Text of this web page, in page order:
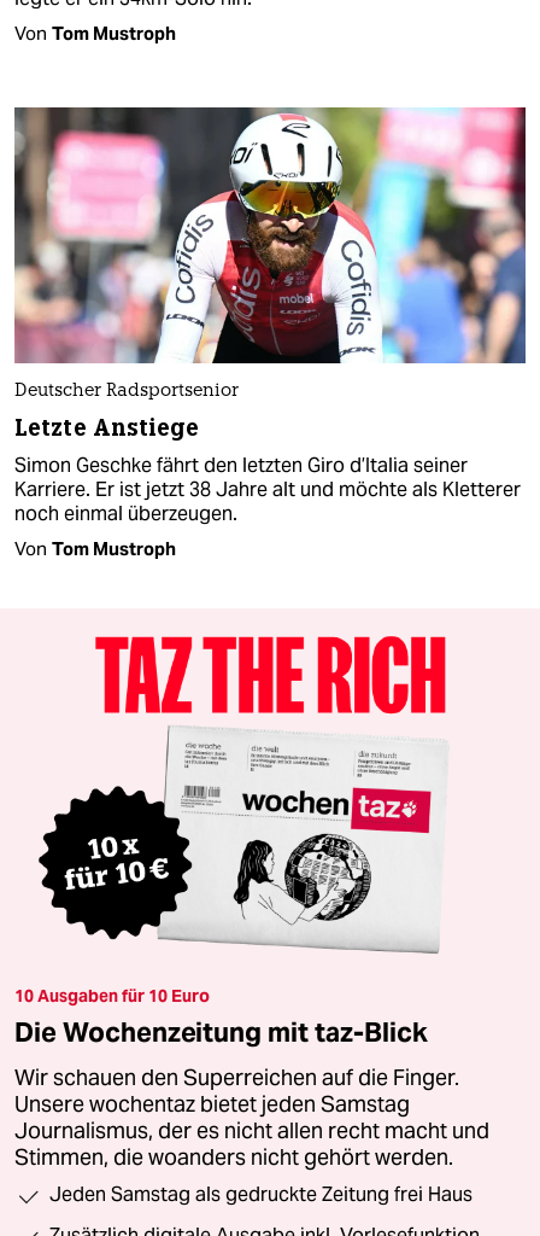
Von Tom Mustroph
Deutscher Radsportsenior
Letzte Anstiege
Simon Geschke fährt den letzten Giro d’Italia seiner
Karriere. Er ist jetzt 38 Jahre alt und möchte als Kletterer
noch einmal überzeugen.
Von Tom Mustroph
10 Ausgaben für 10 Euro
Die Wochenzeitung mit taz-Blick
Wir schauen den Superreichen auf die Finger.
Unsere wochentaz bietet jeden Samstag
Journalismus, der es nicht allen recht macht und
Stimmen, die woanders nicht gehört werden.
Jeden Samstag als gedruckte Zeitung frei Haus